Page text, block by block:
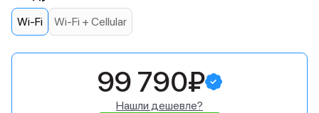
Wi-Fi Wi-Fi + Cellular
99 790₽
Нашли дешевле?